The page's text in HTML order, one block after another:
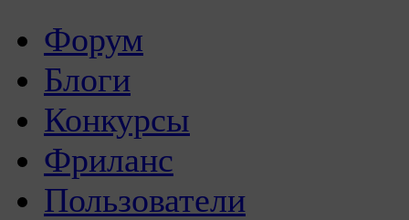
Форум
Блоги
Конкурсы
Фриланс
Пользователи